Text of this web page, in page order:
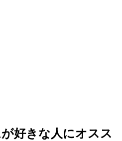
好きな人にオスス